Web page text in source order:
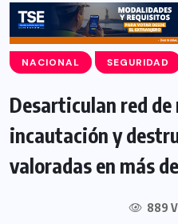
NACIONAL SEGURIDAD
Desarticulan red
incautación y
valoradas en más
889